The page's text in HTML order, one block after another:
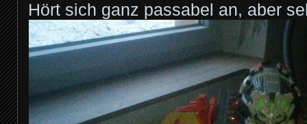
Hört sich ganz passabel an, aber